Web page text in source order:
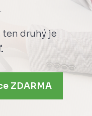
ten druhý je
ZDARMA